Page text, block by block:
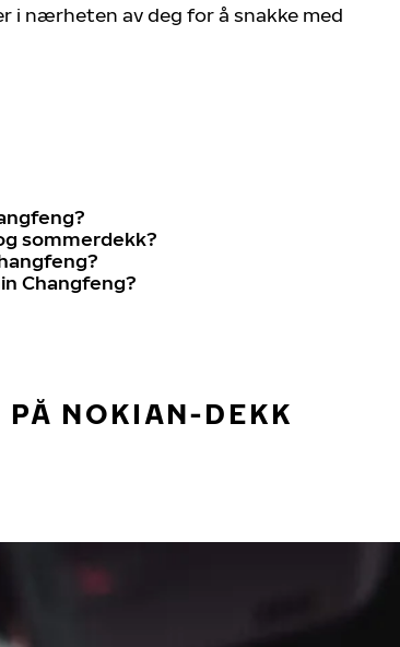
i nærheten av deg for å snakke med
sommerdekk?
Changfeng?
NOKIAN-DEKK